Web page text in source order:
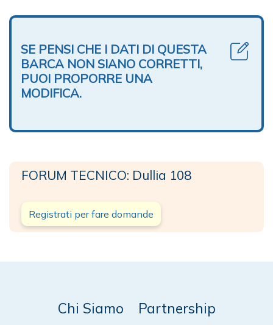
SE PENSI CHE I DATI DI QUESTA
BARCA NON SIANO CORRETTI,
PUOI PROPORRE UNA
MODIFICA.
FORUM TECNICO: Dullia 108
Registrati per fare domande
Chi Siamo Partnership